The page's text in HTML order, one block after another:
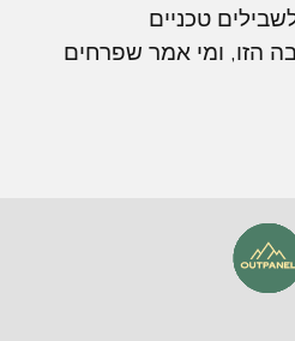
טכניים
הזו, ומי אמר שפרחים